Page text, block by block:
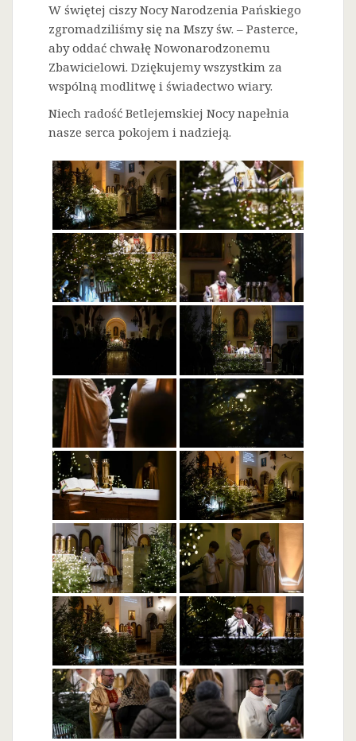
W świętej ciszy Nocy Narodzenia Pańskiego
zgromadziliśmy się na Mszy św. – Pasterce,
aby oddać chwałę Nowonarodzonemu
Zbawicielowi. Dziękujemy wszystkim za
wspólną modlitwę i świadectwo wiary.
Niech radość Betlejemskiej Nocy napełnia
nasze serca pokojem i nadzieją.